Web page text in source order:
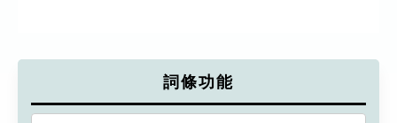
詞條功能